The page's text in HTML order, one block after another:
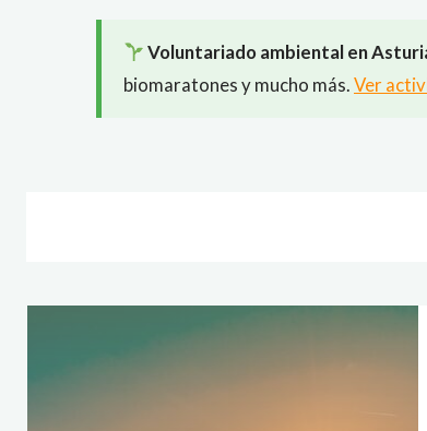
Voluntariado ambiental en
biomaratones y mucho más.Ver